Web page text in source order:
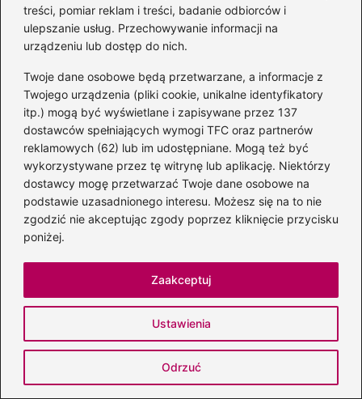
treści, pomiar reklam i treści, badanie odbiorców i
ulepszanie usług. Przechowywanie informacji na
urządzeniu lub dostęp do nich.
Twoje dane osobowe będą przetwarzane, a informacje z
Twojego urządzenia (pliki cookie, unikalne identyfikatory
itp.) mogą być wyświetlane i zapisywane przez 137
dostawców spełniających wymogi TFC oraz partnerów
reklamowych (62) lub im udostępniane. Mogą też być
wykorzystywane przez tę witrynę lub aplikację. Niektórzy
dostawcy mogę przetwarzać Twoje dane osobowe na
podstawie uzasadnionego interesu. Możesz się na to nie
zgodzić nie akceptując zgody poprzez kliknięcie przycisku
poniżej.
Ustawienia
Odrzuć
Zaakceptuj
Sekrety Nocnego Kochanka Andżeju:
Głębsza analiza kontrowersyjnego
Nowa piosenka Cleo: Jak jej hit może
zdominować listy przebojów?
Skuteczne sposoby na usunięcie
subskrypcji TIDAL i uniknięcie
niechcianych opłat
Melodie i możliwości: jak techniki
kompozytorskie kształtują współczesną
Odkryj magię jesieni w arcydziele
Antonio Vivaldiego